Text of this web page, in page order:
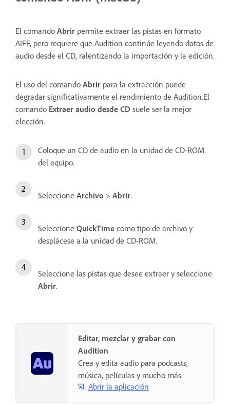
El comando Abrir permite extraer las pistas en formato
AIFF, pero requiere que Audition continúe leyendo datos de
audio desde el CD, ralentizando la importación y la edición.
El uso del comando Abrir para la extracción puede
degradar significativamente el rendimiento de Audition.El
comando Extraer audio desde CD suele ser la mejor
elección.
Coloque un CD de audio en la unidad de CD-ROM
del equipo.
Seleccione Archivo > Abrir.
Seleccione QuickTime como tipo de archivo y
desplácese a la unidad de CD-ROM.
Seleccione las pistas que desee extraer y seleccione
Abrir.
Editar, mezclar y grabar con
Audition
Crea y edita audio para podcasts,
música, películas y mucho más.
Abrir la aplicación